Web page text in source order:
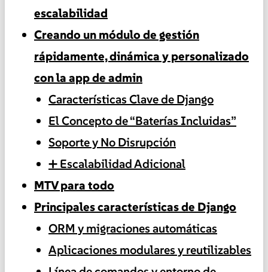
escalabilidad
Creando un módulo de gestión
rápidamente, dinámica y personalizado
con la app de admin
Características Clave de Django
El Concepto de “Baterías Incluidas”
Soporte y No Disrupción
➕ Escalabilidad Adicional
MTV para todo
Principales características de Django
ORM y migraciones automáticas
Aplicaciones modulares y reutilizables